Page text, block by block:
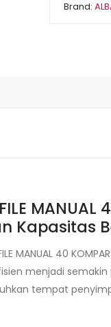
Brand:
Kapasitas
FILE MANUAL 40
menjadi
tempat